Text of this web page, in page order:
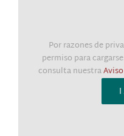
Por razones de
permiso para
consulta nuestra
I